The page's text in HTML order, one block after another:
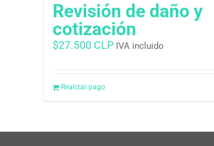
Revisión de daño y
cotización
$27.500 CLP IVA incluido
Realizar pago